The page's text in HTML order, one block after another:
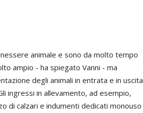
animale e sono da molto tempo
ampio - ha spiegato Vanni - ma
degli animali in entrata e in uscita
ingressi in allevamento, ad esempio,
di calzari e indumenti dedicati monouso